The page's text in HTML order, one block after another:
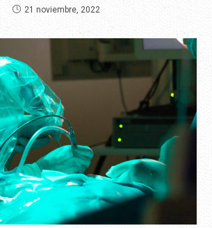
21 noviembre, 2022